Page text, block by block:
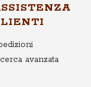
avanzata